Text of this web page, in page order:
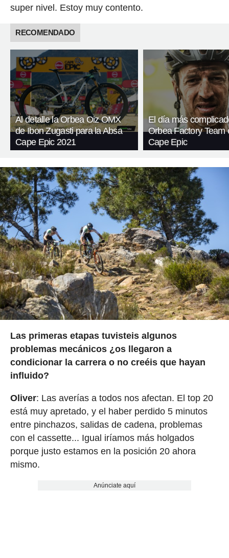
super nivel. Estoy muy contento.
RECOMENDADO
Al detalle la Orbea Oiz OMX
de Ibon Zugasti para la Absa
Cape Epic 2021
El día más
Orbea Factory Team
Cape Epic
Las primeras etapas tuvisteis algunos
problemas mecánicos ¿os llegaron a
condicionar la carrera o no creéis que hayan
influido?
Oliver: Las averías a todos nos afectan. El top 20
está muy apretado, y el haber perdido 5 minutos
entre pinchazos, salidas de cadena, problemas
con el cassette... Igual iríamos más holgados
porque justo estamos en la posición 20 ahora
mismo.
Anúnciate aquí